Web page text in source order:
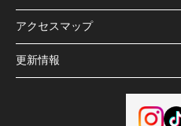
アクセスマップ
更新情報